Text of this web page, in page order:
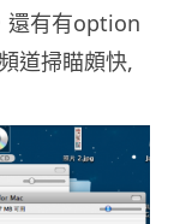
還有有option
道掃瞄頗快,